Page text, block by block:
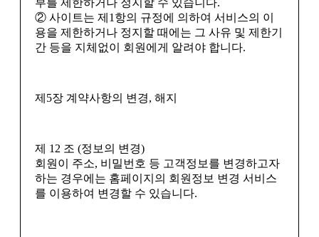
부를 제한하거나 정지할 수 있습니다.
② 사이트는 제1항의 규정에 의하여 서비스의 이
용을 제한하거나 정지할 때에는 그 사유 및 제한기
간 등을 지체없이 회원에게 알려야 합니다.
제5장 계약사항의 변경, 해지
제 12 조 (정보의 변경)
회원이 주소, 비밀번호 등 고객정보를 변경하고자
하는 경우에는 홈페이지의 회원정보 변경 서비스
를 이용하여 변경할 수 있습니다.